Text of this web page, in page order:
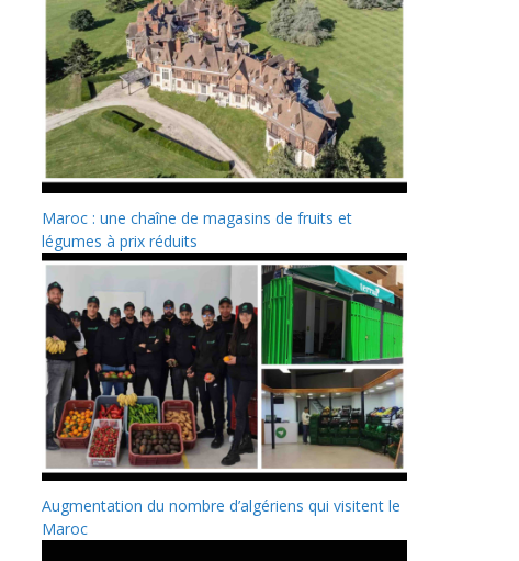
Maroc : une chaîne de magasins de fruits et
légumes à prix réduits
Augmentation du nombre d’algériens qui visitent le
Maroc